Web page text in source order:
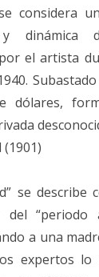
considera
y dinámica
el artista
dólares,
se describe
del “periodo
a una
expertos lo